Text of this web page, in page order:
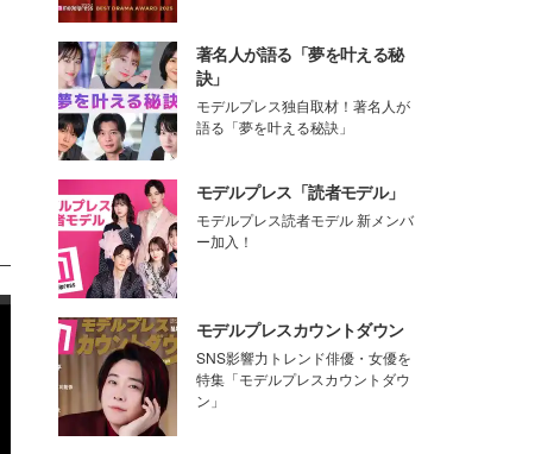
著名人が語る「夢を叶える秘
訣」
モデルプレス独自取材！著名人が
語る「夢を叶える秘訣」
モデルプレス「読者モデル」
モデルプレス読者モデル 新メンバ
ー加入！
モデルプレスカウントダウン
SNS影響力トレンド俳優・女優を
特集「モデルプレスカウントダウ
ン」